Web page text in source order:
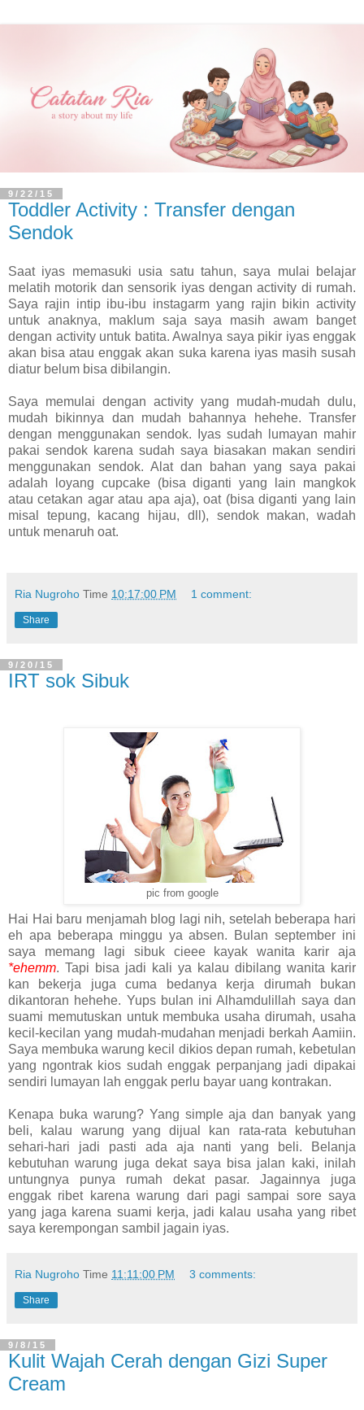
9/22/15
Toddler Activity : Transfer dengan
Sendok
Saat iyas memasuki usia satu tahun, saya mulai belajar
melatih motorik dan sensorik iyas dengan activity di rumah.
Saya rajin intip ibu-ibu instagarm yang rajin bikin activity
untuk anaknya, maklum saja saya masih awam banget
dengan activity untuk batita. Awalnya saya pikir iyas enggak
akan bisa atau enggak akan suka karena iyas masih susah
diatur belum bisa dibilangin.
Saya memulai dengan activity yang mudah-mudah dulu,
mudah bikinnya dan mudah bahannya hehehe. Transfer
dengan menggunakan sendok. Iyas sudah lumayan mahir
pakai sendok karena sudah saya biasakan makan sendiri
menggunakan sendok. Alat dan bahan yang saya pakai
adalah loyang cupcake (bisa diganti yang lain mangkok
atau cetakan agar atau apa aja), oat (bisa diganti yang lain
misal tepung, kacang hijau, dll), sendok makan, wadah
untuk menaruh oat.
Ria Nugroho Time 10:17:00 PM 1 comment:
Share
9/20/15
IRT sok Sibuk
pic from google
Hai Hai baru menjamah blog lagi nih, setelah beberapa hari
eh apa beberapa minggu ya absen. Bulan september ini
saya memang lagi sibuk cieee kayak wanita karir aja
*ehemm. Tapi bisa jadi kali ya kalau dibilang wanita karir
kan bekerja juga cuma bedanya kerja dirumah bukan
dikantoran hehehe. Yups bulan ini Alhamdulillah saya dan
suami memutuskan untuk membuka usaha dirumah, usaha
kecil-kecilan yang mudah-mudahan menjadi berkah Aamiin.
Saya membuka warung kecil dikios depan rumah, kebetulan
yang ngontrak kios sudah enggak perpanjang jadi dipakai
sendiri lumayan lah enggak perlu bayar uang kontrakan.
Kenapa buka warung? Yang simple aja dan banyak yang
beli, kalau warung yang dijual kan rata-rata kebutuhan
sehari-hari jadi pasti ada aja nanti yang beli. Belanja
kebutuhan warung juga dekat saya bisa jalan kaki, inilah
untungnya punya rumah dekat pasar. Jagainnya juga
enggak ribet karena warung dari pagi sampai sore saya
yang jaga karena suami kerja, jadi kalau usaha yang ribet
saya kerempongan sambil jagain iyas.
Ria Nugroho Time 11:11:00 PM 3 comments:
Share
9/8/15
Kulit Wajah Cerah dengan Gizi Super
Cream